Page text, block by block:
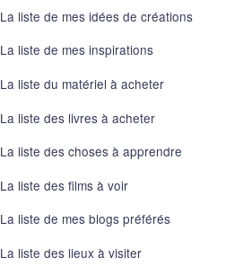
La liste de mes idées de créations
La liste de mes inspirations
La liste du matériel à acheter
La liste des livres à acheter
La liste des choses à apprendre
La liste des films à voir
La liste de mes blogs préférés
La liste des lieux à visiter